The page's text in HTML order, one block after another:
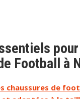
Football à
chaussures de